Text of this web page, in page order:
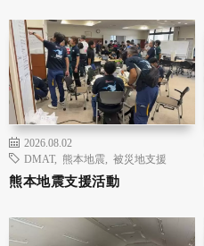
2026.08.02
DMAT, 熊本地震 被災地支援
熊本地震支援活動